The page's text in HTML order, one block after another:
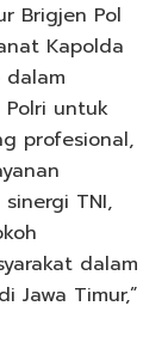
Brigjen Pol
Kapolda
dalam
untuk
profesional,
TNI,
dalam
Jawa Timur,”